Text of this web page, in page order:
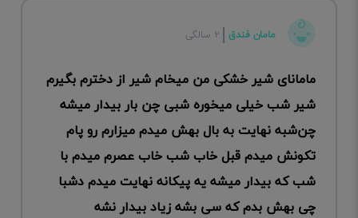
مامان فندق ۲ سالگی
مامانای شیر خشکی من میخام شیر از دخترم بگیرم
شیر شب خیلی میخوره شبی چن بار بیدار میشه
چن‌شبه نهایت به بال بهش میدم میزارم رو پام
تکونش میدم قبل خاب شب خاب عصرم میدم با
شب که بیدار میشه یه پیکانه نهایت میدم دشبا
چی بهش بدم که سی بشه زیاد بیدار نشه